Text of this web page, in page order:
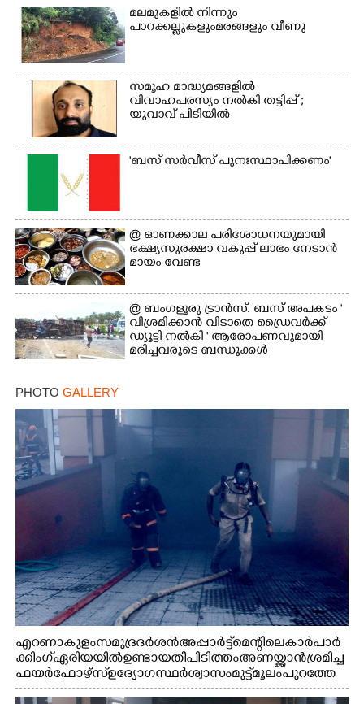
മലമുകളിൽ നിന്നും
പാറക്കല്ലുകളുംമരങ്ങളും വീണു
സമൂഹ മാദ്ധ്യമങ്ങളിൽ
വിവാഹപരസ്യം നൽകി തട്ടിപ്പ് ;
യുവാവ് പിടിയിൽ
'ബസ് സർവീസ് പുനഃസ്ഥാപിക്കണം'
@​​​​​​​ ഓണക്കാല പരിശോധനയുമായി
ഭക്ഷ്യസുരക്ഷാ വകുപ്പ് ലാഭം നേടാൻ
മായം വേണ്ട
@ ബംഗളൂരു ട്രാൻസ്. ബസ് അപകടം '
വി​ശ്ര​മിക്കാൻ വിടാതെ ഡ്രൈ​വ​ർ​ക്ക്
ഡ്യൂട്ടി നൽകി ' ആരോപണവുമായി
മരിച്ചവരുടെ ബന്ധുക്കൾ
PHOTO GALLERY
എറണാകുളം സമുദ്ര ദർശൻ അപ്പാർട്ട്മെന്റിലെ കാർ പാർ
ക്കിംഗ് ഏരിയയിൽ ഉണ്ടായ തീപിടിത്തം അണയ്ക്കാൻ ശ്രമിച്ച
ഫയർഫോഴ്സ് ഉദ്യോഗസ്ഥർ ശ്വാസം മുട്ട് മൂലം പുറത്തേ
ക്കിറങ്ങി വരുന്നു
×
Share this link
Copy Link